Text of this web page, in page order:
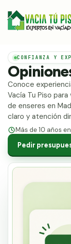
CONFIANZA Y
Conoce
Vacía Tu Piso
de enseres en
claro y atención
Más de 10 años
Pedir